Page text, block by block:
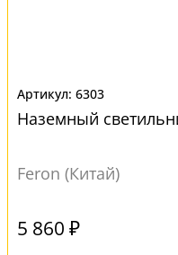
6303
Наземный
Feron (Китай)
5 860 ₽